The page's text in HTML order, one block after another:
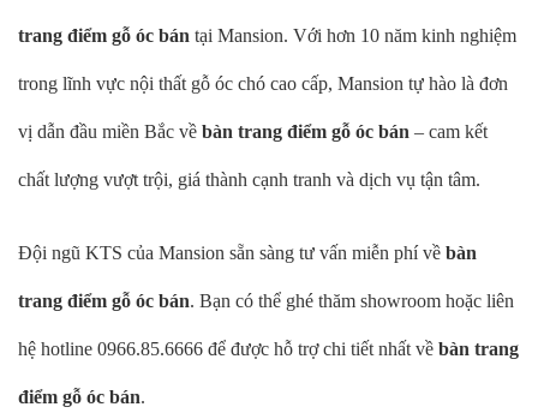
trang điểm gỗ óc bán tại Mansion. Với hơn 10 năm kinh nghiệm
trong lĩnh vực nội thất gỗ óc chó cao cấp, Mansion tự hào là đơn
vị dẫn đầu miền Bắc về bàn trang điểm gỗ óc bán – cam kết
chất lượng vượt trội, giá thành cạnh tranh và dịch vụ tận tâm.
Đội ngũ KTS của Mansion sẵn sàng tư vấn miễn phí về bàn
trang điểm gỗ óc bán. Bạn có thể ghé thăm showroom hoặc liên
hệ hotline 0966.85.6666 để được hỗ trợ chi tiết nhất về bàn trang
điểm gỗ óc bán.